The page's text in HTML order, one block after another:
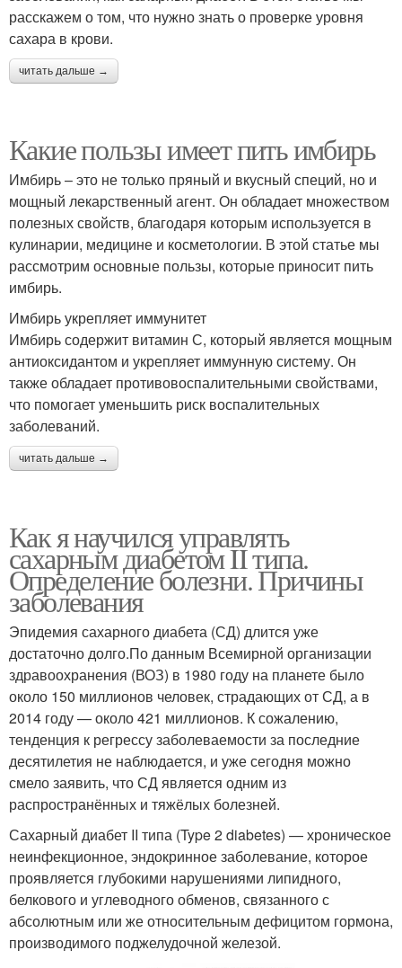
расскажем о том, что нужно знать о проверке уровня
сахара в крови.
читать дальше →
Какие пользы имеет пить имбирь
Имбирь – это не только пряный и вкусный специй, но и
мощный лекарственный агент. Он обладает множеством
полезных свойств, благодаря которым используется в
кулинарии, медицине и косметологии. В этой статье мы
рассмотрим основные пользы, которые приносит пить
имбирь.
Имбирь укрепляет иммунитет
Имбирь содержит витамин С, который является мощным
антиоксидантом и укрепляет иммунную систему. Он
также обладает противовоспалительными свойствами,
что помогает уменьшить риск воспалительных
заболеваний.
читать дальше →
Как я научился управлять
сахарным диабетом II типа.
Определение болезни. Причины
заболевания
Эпидемия сахарного диабета (СД) длится уже
достаточно долго.По данным Всемирной организации
здравоохранения (ВОЗ) в 1980 году на планете было
около 150 миллионов человек, страдающих от СД, а в
2014 году — около 421 миллионов. К сожалению,
тенденция к регрессу заболеваемости за последние
десятилетия не наблюдается, и уже сегодня можно
смело заявить, что СД является одним из
распространённых и тяжёлых болезней.
Сахарный диабет II типа (Type 2 diabetes) — хроническое
неинфекционное, эндокринное заболевание, которое
проявляется глубокими нарушениями липидного,
белкового и углеводного обменов, связанного с
абсолютным или же относительным дефицитом гормона,
производимого поджелудочной железой.